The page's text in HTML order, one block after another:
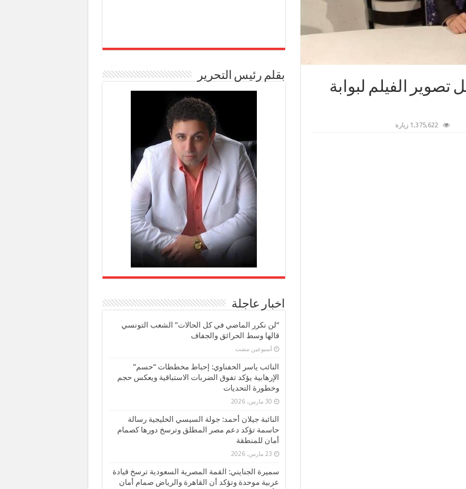
الفيلم لبوابة
1,375,622 زيارة
بقلم رئيس التحرير
اخبار عاجلة
“لن نكرر الماضي في كل الحالات” الشعب التونسي
قالها وسط الحرائق والجفاف
‏أسبوعين مضت
النائب ياسر الحفناوي: إحباط مخططات “حسم”
الإرهابية يؤكد تفوق الضربات الاستباقية ويعكس حجم
وخطورة التحديات
30 مارس، 2026
النائبة جيلان أحمد: جولة السيسي الخليجية رسالة
حاسمة تؤكد دعم مصر المطلق وترسخ دورها كصمام
أمان للمنطقة
23 مارس، 2026
سميرة الجنايني: القمة المصرية السعودية ترسخ قيادة
عربية موحدة وتؤكد أن القاهرة والرياض صمام أمان